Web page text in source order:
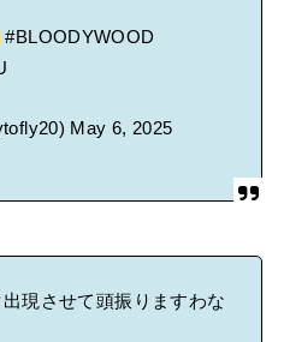
#BLOODYWOOD
May 6, 2025
現させて頭振りますわな